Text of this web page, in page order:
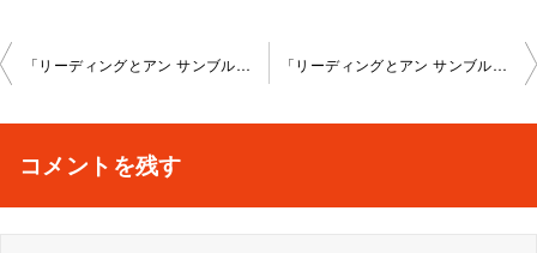
投
ビ
「リーディングとアン サンブル」新宿教室2 022-09-23-no0008-1028 「リーディングとアン サンブル」新宿教室2 022-09-23-no0008-1028
コメントを残す